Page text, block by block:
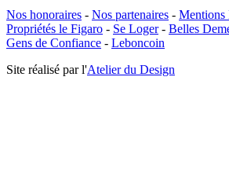
Nos honoraires - Nos partenaires - Mentions
Propriétés le Figaro - Se Loger- Belles
Gens de Confiance - Leboncoin
Site réalisé par l'Atelier du Design